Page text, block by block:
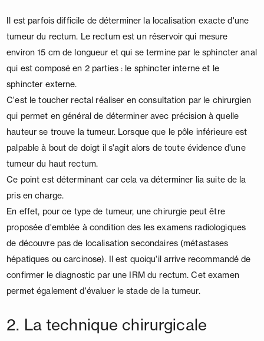
Il est parfois difficile de déterminer la localisation exacte d'une
tumeur du rectum. Le rectum est un réservoir qui mesure
environ 15 cm de longueur et qui se termine par le sphincter anal
qui est composé en 2 parties : le sphincter interne et le
sphincter externe.
C'est le toucher rectal réaliser en consultation par le chirurgien
qui permet en général de déterminer avec précision à quelle
hauteur se trouve la tumeur. Lorsque que le pôle inférieure est
palpable à bout de doigt il s'agit alors de toute évidence d'une
tumeur du haut rectum.
Ce point est déterminant car cela va déterminer lia suite de la
pris en charge.
En effet, pour ce type de tumeur, une chirurgie peut être
proposée d'emblée à condition des les examens radiologiques
de découvre pas de localisation secondaires (métastases
hépatiques ou carcinose). Il est quoiqu'il arrive recommandé de
confirmer le diagnostic par une IRM du rectum. Cet examen
permet également d'évaluer le stade de la tumeur.
2. La technique chirurgicale